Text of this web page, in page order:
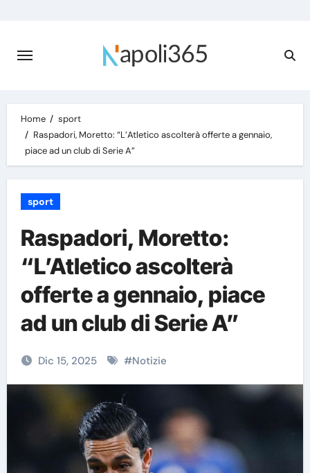
content
Home
sport
Raspadori, Moretto: “L’Atletico ascolterà offerte a gennaio,
piace ad un club di Serie A”
sport
Raspadori, Moretto:
“L’Atletico ascolterà
offerte a gennaio, piace
ad un club di Serie A”
Dic 15, 2025 #Notizie